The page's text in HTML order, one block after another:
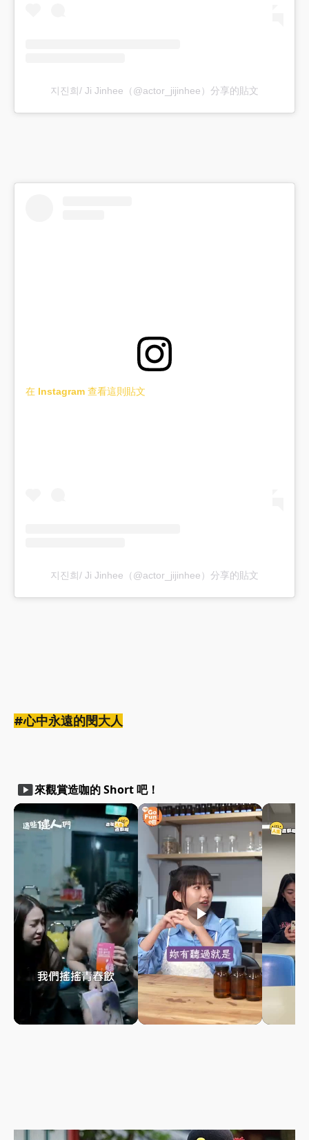
지진희/ Ji Jinhee（@actor_jijinhee）分享的貼文
在 Instagram 查看這則貼文
지진희/ Ji Jinhee（@actor_jijinhee）分享的貼文
#心中永遠的閔大人
smart_display來觀賞造咖的 Short 吧！
play_arrow play_arrow